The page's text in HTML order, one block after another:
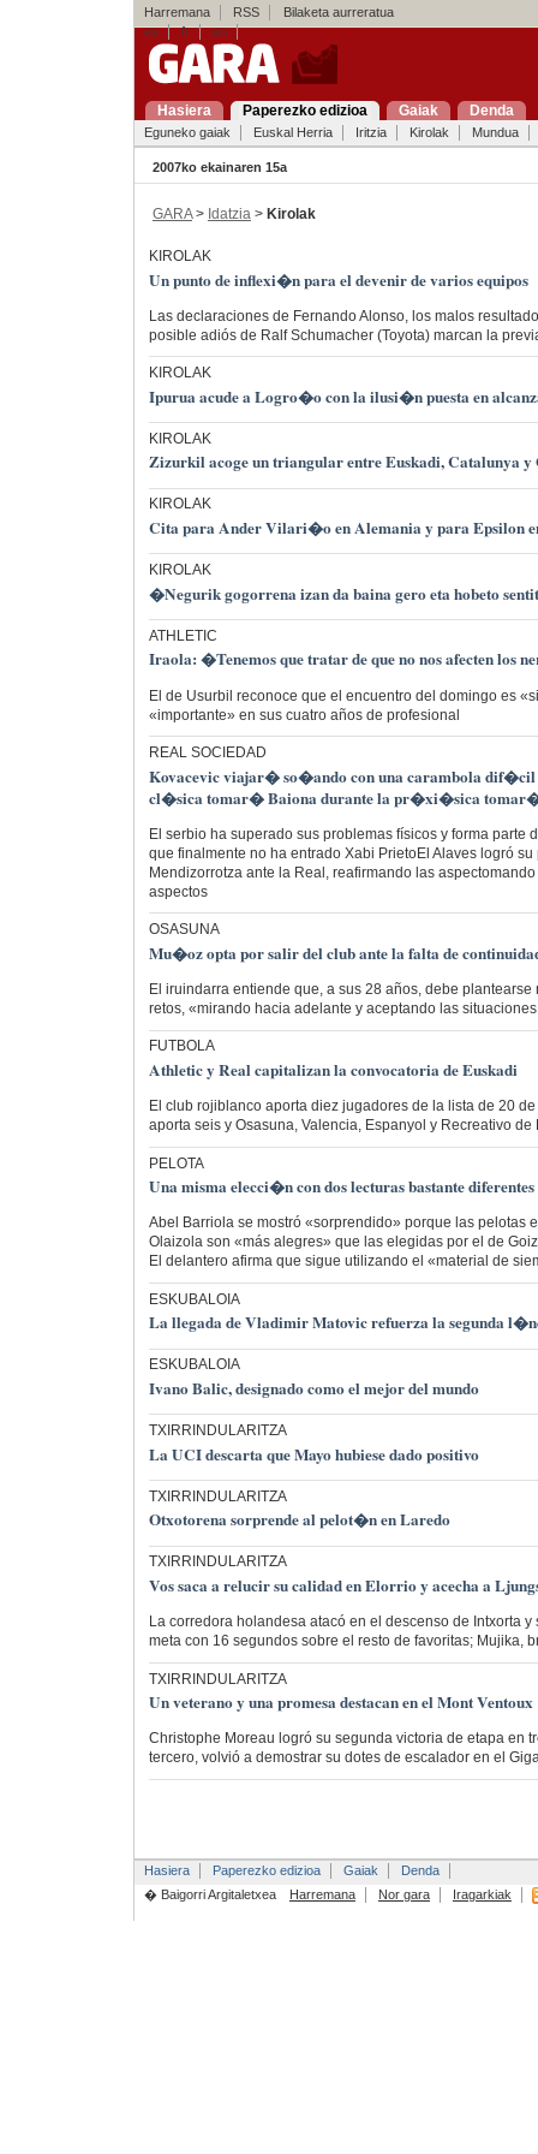
Harremana RSS
Bilaketa aurreratua
es
fr en
Hasiera Paperezko edizioa Gaiak Denda
Eguneko gaiak Euskal Herria Iritzia Kirolak Mundua
2007ko ekainaren 15a
GARA> Idatzia > Kirolak
KIROLAK
Un punto de inflexi�n para el devenir de varios equipos
Las declaraciones de Fernando Alonso, los malos
posible adiós de Ralf Schumacher (Toyota) marcan la
KIROLAK
Ipurua acude a Logro�o con la ilusi�n puesta en
KIROLAK
Zizurkil acoge un triangular entre Euskadi, Catalunya
KIROLAK
Cita para Ander Vilari�o en Alemania y para Epsilon
KIROLAK
�Negurik gogorrena izan da baina gero eta hobeto
ATHLETIC
Iraola: �Tenemos que tratar de que no nos afecten los
El de Usurbil reconoce que el encuentro del domingo es
«importante» en sus cuatro años de profesional
REAL SOCIEDAD
Kovacevic viajar� so�ando con una carambola dif�cil
cl�sica tomar� Baiona durante la pr�xi�sica
El serbio ha superado sus problemas físicos y forma parte
que finalmente no ha entrado Xabi PrietoEl Alaves logró su
Mendizorrotza ante la Real, reafirmando las
aspectos
OSASUNA
Mu�oz opta por salir del club ante la falta de
El iruindarra entiende que, a sus 28 años, debe
retos, «mirando hacia adelante y aceptando las
FUTBOLA
Athletic y Real capitalizan la convocatoria de Euskadi
El club rojiblanco aporta diez jugadores de la lista de 20
aporta seis y Osasuna, Valencia, Espanyol y Recreativo de
PELOTA
Una misma elecci�n con dos lecturas bastante diferentes
Abel Barriola se mostró «sorprendido» porque las pelotas
Olaizola son «más alegres» que las elegidas por el de
El delantero afirma que sigue utilizando el «material de
ESKUBALOIA
La llegada de Vladimir Matovic refuerza la segunda
ESKUBALOIA
Ivano Balic, designado como el mejor del mundo
TXIRRINDULARITZA
La UCI descarta que Mayo hubiese dado positivo
TXIRRINDULARITZA
Otxotorena sorprende al pelot�n en Laredo
TXIRRINDULARITZA
Vos saca a relucir su calidad en Elorrio y acecha a
La corredora holandesa atacó en el descenso de Intxorta
meta con 16 segundos sobre el resto de favoritas; Mujika,
TXIRRINDULARITZA
Un veterano y una promesa destacan en el Mont Ventoux
Christophe Moreau logró su segunda victoria de etapa en
tercero, volvió a demostrar su dotes de escalador en el
Hasiera Paperezko edizioa Gaiak
Denda
� Baigorri Argitaletxea
Harremana Nor gara Iragarkiak